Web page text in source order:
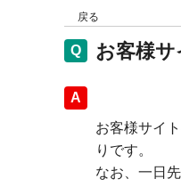
戻る
お客様
回答
お客様サイ
りです。
なお、一日